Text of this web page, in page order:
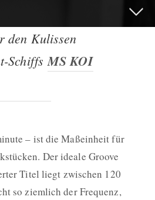
den Kulissen
SchiffsMS KOI
– ist die Maßeinheit für
Der ideale Groove
Titel liegt zwischen 120
so ziemlich der Frequenz,